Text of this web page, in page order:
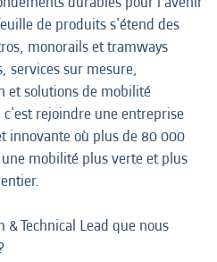
de produits s'étend des
monorails et tramways
services sur mesure,
et solutions de mobilité
rejoindre une entreprise
innovante où plus de 80 000
mobilité plus verte et plus
Technical Lead que nous